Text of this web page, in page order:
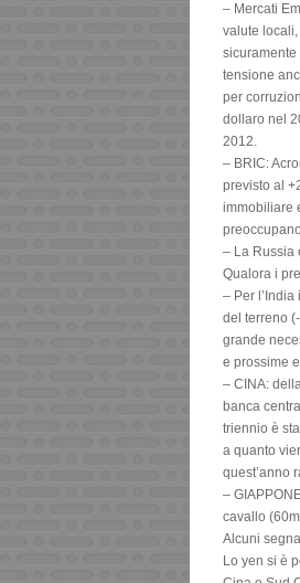
– Mercati
valute
sicuramente
tensione
per
dollaro nel
2012.
– BRIC:
previsto al
immobiliare
– La Russia
Qualora i
– Per
del terreno
grande
e prossime
– CINA:
banca
triennio è
a quanto
quest’anno
–
cavallo
Alcuni
Lo yen si è